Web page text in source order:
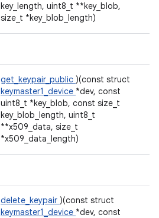
key_length, uint8_t **key_blob,
size_t *key_blob_length)
get_keypair_public )(const struct
keymaster1_device *dev, const
uint8_t *key_blob, const size_t
key_blob_length, uint8_t
**x509_data, size_t
*x509_data_length)
delete_keypair )(const struct
keymaster1_device *dev, const